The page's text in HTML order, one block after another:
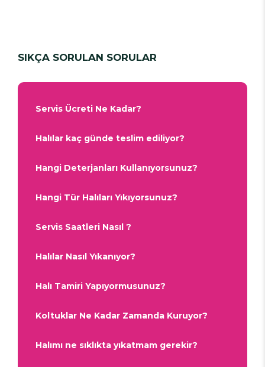
SIKÇA SORULAN SORULAR
Servis Ücreti Ne Kadar?
Halılar kaç günde teslim ediliyor?
Hangi Deterjanları Kullanıyorsunuz?
Hangi Tür Halıları Yıkıyorsunuz?
Servis Saatleri Nasıl ?
Halılar Nasıl Yıkanıyor?
Halı Tamiri Yapıyormusunuz?
Koltuklar Ne Kadar Zamanda Kuruyor?
Halımı ne sıklıkta yıkatmam gerekir?